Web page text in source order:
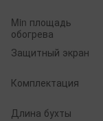
Min площадь
обогрева
Защитный экран
Комплектация
Длина бухты